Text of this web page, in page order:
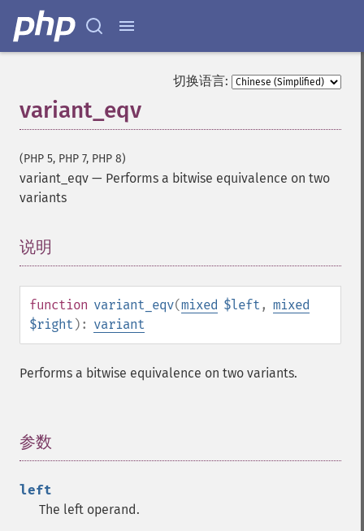
切换语言:
variant_eqv
(PHP 5, PHP 7, PHP 8)
variant_eqv — Performs a bitwise equivalence on two
variants
说明
function variant_eqv(mixed $left , mixed
$right ): variant
Performs a bitwise equivalence on two variants.
参数
left
The left operand.